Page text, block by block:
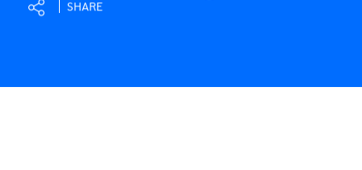
SHARE